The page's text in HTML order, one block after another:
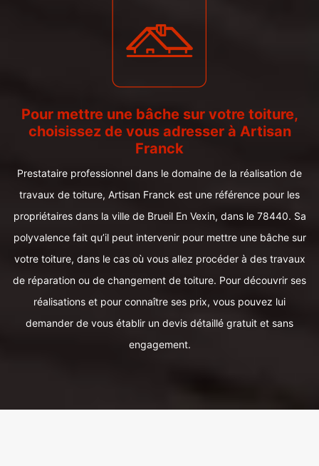
Pour mettre une bâche sur votre toiture,
choisissez de vous adresser à Artisan
Franck
Prestataire professionnel dans le domaine de la réalisation de
travaux de toiture, Artisan Franck est une référence pour les
propriétaires dans la ville de Brueil En Vexin, dans le 78440. Sa
polyvalence fait qu’il peut intervenir pour mettre une bâche sur
votre toiture, dans le cas où vous allez procéder à des travaux
de réparation ou de changement de toiture. Pour découvrir ses
réalisations et pour connaître ses prix, vous pouvez lui
demander de vous établir un devis détaillé gratuit et sans
engagement.